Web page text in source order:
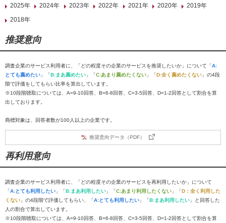
2025年
2024年 2023年 2022年 2021年 2020年
2019年
2018年
推奨意向
調査企業のサービス利用者に、「どの程度その企業のサービスを推奨したいか」について「A:
とても薦めたい 」「B:まあ薦めたい 」「C:あまり薦めたくない 」「D:全く薦めたくない 」の4段
階で評価をしてもらい比率を算出しています。
※10段階聴取については、A=9-10回答、B=6-8回答、C=3-5回答、D=1-2回答として割合を算
出しております。
商標対象は、回答者数が100人以上の企業です。
推奨意向データ（PDF）
再利用意向
調査企業のサービス利用者に、「どの程度その企業のサービスを再利用したいか」について
「A:とても利用したい 」「B:まあ利用したい 」「C:あまり利用したくない 」「D：全く利用した
くない 」の4段階で評価してもらい、「A:とても利用したい 」「B:まあ利用したい 」と回答した
人の割合で算出しています。
※10段階聴取については、A=9-10回答、B=6-8回答、C=3-5回答、D=1-2回答として割合を算